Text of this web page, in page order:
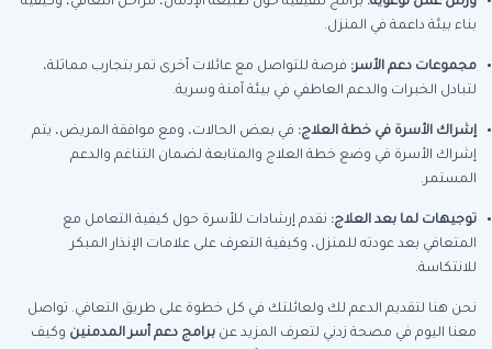
بناء بيئة داعمة في المنزل.
مجموعات دعم الأسر: فرصة للتواصل مع عائلات أخرى تمر بتجارب مماثلة،
لتبادل الخبرات والدعم العاطفي في بيئة آمنة وسرية.
إشراك الأسرة في خطة العلاج: في بعض الحالات، ومع موافقة المريض، يتم
إشراك الأسرة في وضع خطة العلاج والمتابعة لضمان التناغم والدعم
المستمر.
توجيهات لما بعد العلاج: نقدم إرشادات للأسرة حول كيفية التعامل مع
المتعافي بعد عودته للمنزل، وكيفية التعرف على علامات الإنذار المبكر
للانتكاسة.
نحن هنا لتقديم الدعم لك ولعائلتك في كل خطوة على طريق التعافي. تواصل
معنا اليوم في مصحة زدني لتعرف المزيد عن برامج دعم أسر المدمنين وكيف